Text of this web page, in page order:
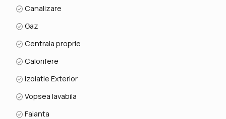
Canalizare
Gaz
Centrala proprie
Calorifere
Izolatie Exterior
Vopsea lavabila
Faianta